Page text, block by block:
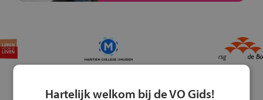
Hartelijk welkom bij de VO Gids!